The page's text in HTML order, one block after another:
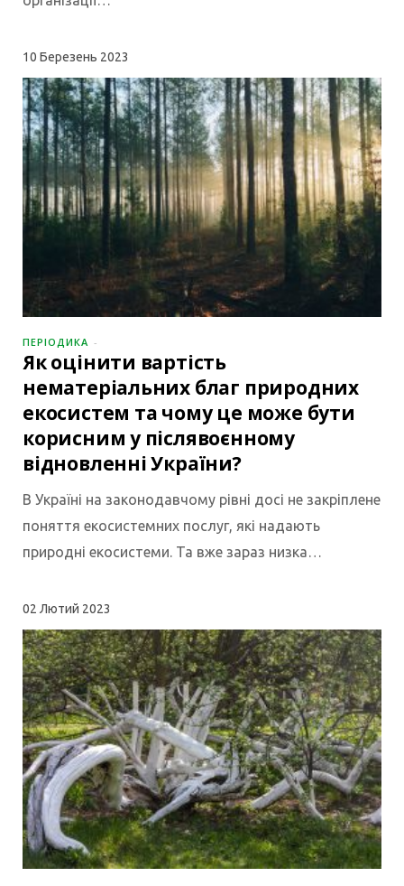
10 Березень 2023
ПЕРІОДИКА
Як оцінити вартість
нематеріальних благ природних
екосистем та чому це може бути
корисним у післявоєнному
відновленні України?
В Україні на законодавчому рівні досі не закріплене
поняття екосистемних послуг, які надають
природні екосистеми. Та вже зараз низка…
02 Лютий 2023